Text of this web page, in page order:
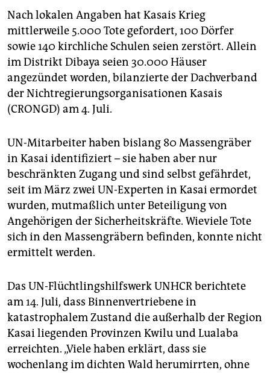
Nach lokalen Angaben hat Kasais Krieg
mittlerweile 5.000 Tote gefordert, 100 Dörfer
sowie 140 kirchliche Schulen seien zerstört. Allein
im Distrikt Dibaya seien 30.000 Häuser
angezündet worden, bilanzierte der Dachverband
der Nichtregierungsorganisationen Kasais
(CRONGD) am 4. Juli.
UN-Mitarbeiter haben bislang 80 Massengräber
in Kasai identifiziert – sie haben aber nur
beschränkten Zugang und sind selbst gefährdet,
seit im März zwei UN-Experten in Kasai ermordet
wurden, mutmaßlich unter Beteiligung von
Angehörigen der Sicherheitskräfte. Wieviele Tote
sich in den Massengräbern befinden, konnte nicht
ermittelt werden.
Das UN-Flüchtlingshilfswerk UNHCR berichtete
am 14. Juli, dass Binnenvertriebene in
katastrophalem Zustand die außerhalb der Region
Kasai liegenden Provinzen Kwilu und Lualaba
erreichten. „Viele haben erklärt, dass sie
wochenlang im dichten Wald herumirrten, ohne